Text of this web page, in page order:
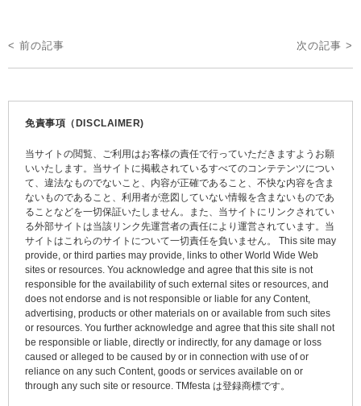
投
稿
< 前の記事 次の記事 >
免責事項（DISCLAIMER)
当サイトの閲覧、ご利用はお客様の責任で行っていただきますようお願
いいたします。当サイトに掲載されているすべてのコンテテンツについ
て、違法なものでないこと、内容が正確であること、不快な内容を含ま
ないものであること、利用者が意図していない情報を含まないものであ
ることなどを一切保証いたしません。また、当サイトにリンクされてい
る外部サイトは当該リンク先運営者の責任により運営されています。当
サイトはこれらのサイトについて一切責任を負いません。 This site may
provide, or third parties may provide, links to other World Wide Web
sites or resources. You acknowledge and agree that this site is not
responsible for the availability of such external sites or resources, and
does not endorse and is not responsible or liable for any Content,
advertising, products or other materials on or available from such sites
or resources. You further acknowledge and agree that this site shall not
be responsible or liable, directly or indirectly, for any damage or loss
caused or alleged to be caused by or in connection with use of or
reliance on any such Content, goods or services available on or
through any such site or resource. TMfesta は登録商標です。